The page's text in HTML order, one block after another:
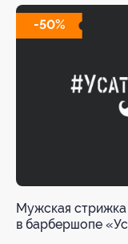
-50%
Мужская
в барбершопе